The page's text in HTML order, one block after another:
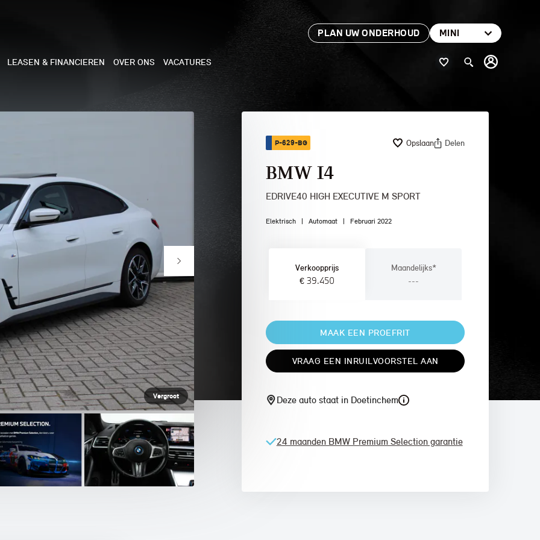
PLAN UW ONDERHOUD MINI
CABRIO
5-DEURS
SMITH EDITION
LEASEN & FINANCIEREN OVER ONS VACATURES
Vergroot
P-629-BG Opslaan Delen
BMW I4
EDRIVE40 HIGH EXECUTIVE M SPORT
Elektrisch | Automaat | Februari 2022
Verkoopprijs
€ 39.450
Maandelijks*
---
MAAK EEN PROEFRIT
VRAAG EEN INRUILVOORSTEL AAN
Deze auto staat in Doetinchem
24 maanden BMW Premium Selection garantie